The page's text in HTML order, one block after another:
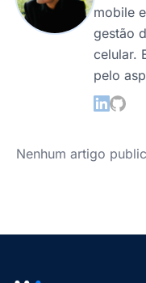
mobile
gestão
celular.
pelo
Nenhum artigo